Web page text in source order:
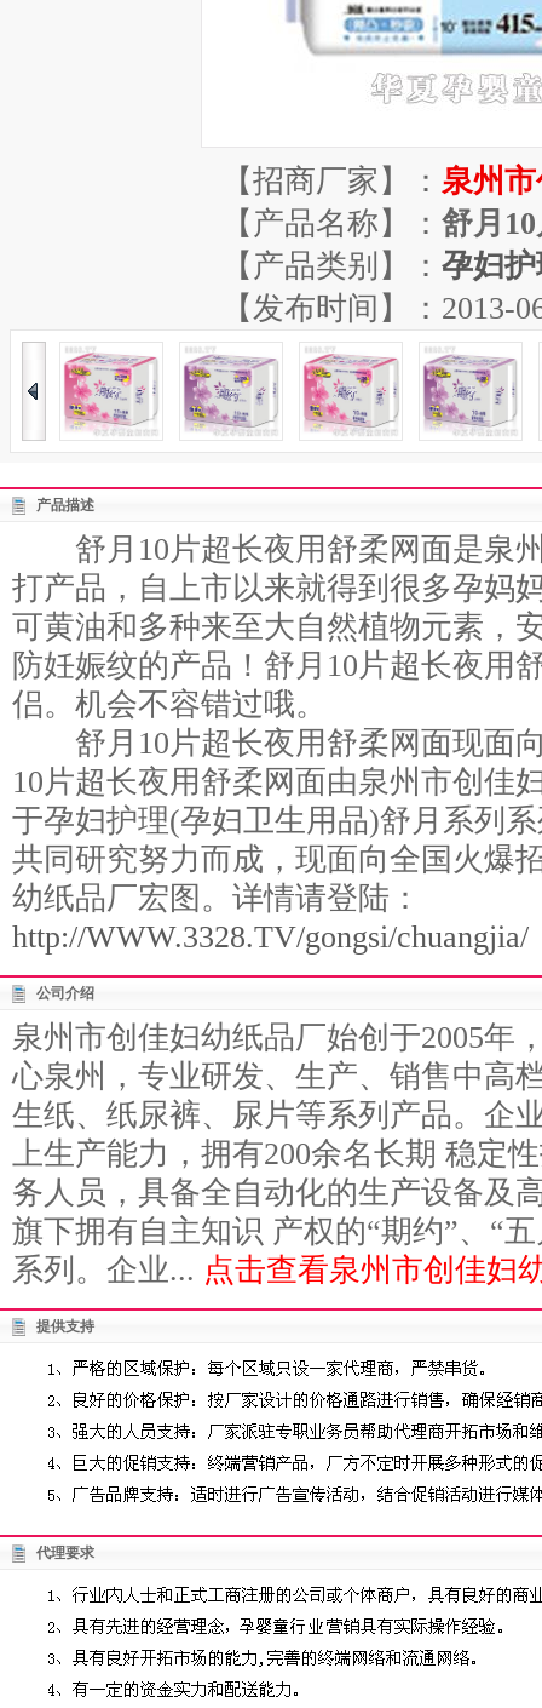
【招商厂家】： 泉州
【产品名称】： 舒月
【产品类别】： 孕妇
【发布时间】：2013-
产品描述
舒月10片超长夜用舒柔网面是泉
打产品，自上市以来就得到很多孕妈
可黄油和多种来至大自然植物元素，
防妊娠纹的产品！舒月10片超长夜用
侣。机会不容错过哦。
舒月10片超长夜用舒柔网面现面
10片超长夜用舒柔网面由泉州市创佳
于孕妇护理(孕妇卫生用品)舒月系列
共同研究努力而成，现面向全国火爆
幼纸品厂宏图。详情请登陆：
http://WWW.3328.TV/gongsi/chuangjia/
公司介绍
泉州市创佳妇幼纸品厂始创于2005年
心泉州，专业研发、生产、销售中高
生纸、纸尿裤、尿片等系列产品。企
上生产能力，拥有200余名长期 稳定
务人员，具备全自动化的生产设备及
旗下拥有自主知识 产权的“期约”、“
系列。企业... 点击查看泉州市创佳妇
提供支持
代理要求